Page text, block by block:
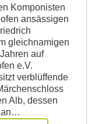
Komponisten
ansässigen
gleichnamigen
auf
e.V.
verblüffende
Alb, dessen
an…